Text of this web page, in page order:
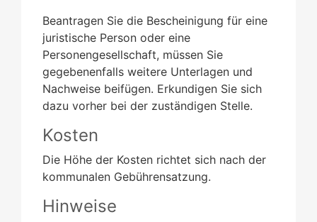
Beantragen Sie die Bescheinigung für eine
juristische Person oder eine
Personengesellschaft, müssen Sie
gegebenenfalls weitere Unterlagen und
Nachweise beifügen. Erkundigen Sie sich
dazu vorher bei der zuständigen Stelle.
Kosten
Die Höhe der Kosten richtet sich nach der
kommunalen Gebührensatzung.
Hinweise